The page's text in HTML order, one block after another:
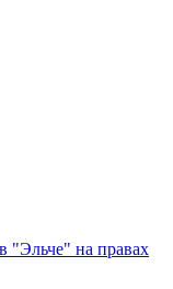
"Эльче" на правах